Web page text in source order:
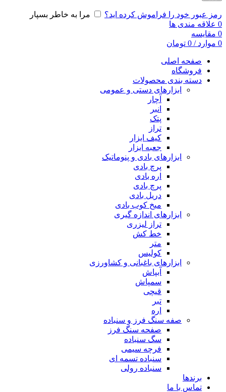
رمز عبور خود را فراموش کرده اید؟
مرا به خاطر بسپار
0 علاقه مندی ها
0 مقایسه
0 موارد /
0 تومان
صفحه اصلی
فروشگاه
دسته بندی محصولات
ابزارهای دستی و عمومی
آچار
انبر
پتک
تراز
کیف ابزار
جعبه ابزار
ابزارهای بادی و پنوماتیک
پرچ بادی
اره بادی
پرچ بادی
دریل بادی
میخ کوب بادی
ابزارهای اندازه گیری
تراز لیزری
خط کش
متر
کولیس
ابزارهای باغبانی و کشاورزی
آبپاش
سمپاش
قیچی
تبر
اره
صفه سنگ فرز و سنباده
صفحه سنگ فرز
سگ سنباده
فرچه سیمی
سنباده تسمه ای
سنباده رولی
برندها
تماس با ما